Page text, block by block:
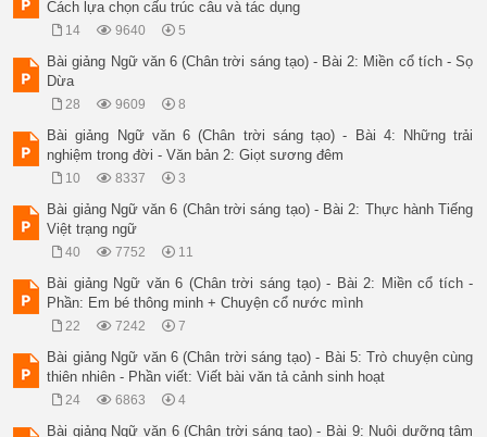
Cách lựa chọn cấu trúc câu và tác dụng
14 9640 5
Bài giảng Ngữ văn 6 (Chân trời sáng tạo) - Bài 2: Miền cổ tích - Sọ
Dừa
28 9609 8
Bài giảng Ngữ văn 6 (Chân trời sáng tạo) - Bài 4: Những trải
nghiệm trong đời - Văn bản 2: Giọt sương đêm
10 8337 3
Bài giảng Ngữ văn 6 (Chân trời sáng tạo) - Bài 2: Thực hành Tiếng
Việt trạng ngữ
40 7752 11
Bài giảng Ngữ văn 6 (Chân trời sáng tạo) - Bài 2: Miền cổ tích -
Phần: Em bé thông minh + Chuyện cổ nước mình
22 7242 7
Bài giảng Ngữ văn 6 (Chân trời sáng tạo) - Bài 5: Trò chuyện cùng
thiên nhiên - Phần viết: Viết bài văn tả cảnh sinh hoạt
24 6863 4
Bài giảng Ngữ văn 6 (Chân trời sáng tạo) - Bài 9: Nuôi dưỡng tâm